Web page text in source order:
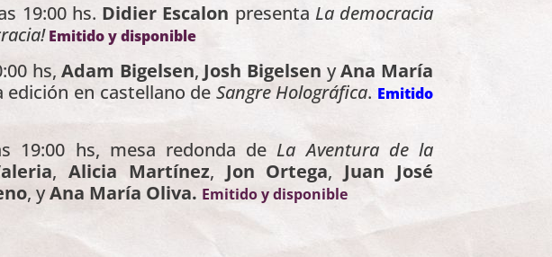
19:00 hs. Didier Escalon presenta La democracia
Emitido y disponible
hs,Adam Bigelsen, Josh Bigelsen yAna María
en castellano de Sangre Holográfica. Emitido
19:00 hs, mesa redonda deLa Aventura de la
,Alicia Martínez, Jon Ortega, Juan José
, yAna María Oliva. Emitido y disponible